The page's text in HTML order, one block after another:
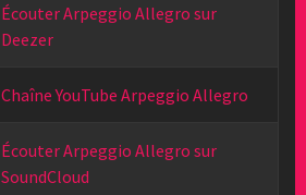
Écouter Arpeggio Allegro sur
Deezer
Chaîne YouTube Arpeggio Allegro
Écouter Arpeggio Allegro sur
SoundCloud